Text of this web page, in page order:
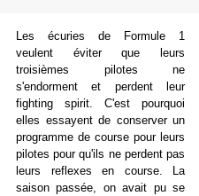
Les écuries de Formule 1
veulent éviter que leurs
troisièmes pilotes ne
s'endorment et perdent leur
fighting spirit. C'est pourquoi
elles essayent de conserver un
programme de course pour leurs
pilotes pour qu'ils ne perdent pas
leurs reflexes en course. La
saison passée, on avait pu se